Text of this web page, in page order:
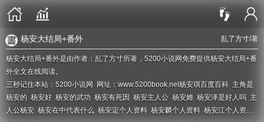
乱了方寸/著
杨安大结局+番外
杨安大结局+番外是由作者：乱了方寸所著，5200小说网免费提供杨安大结局+番
外全文在线阅读。
三秒记住本站：5200小说网 网址：www.5200book.net杨安琪百度百科 主角是
杨安的 杨安好 杨安的武功 杨安有死因 杨安主人公 杨安媂 杨安泽是好人吗 主
人公杨安 杨安在中代表什么 杨安定个人资料 杨安麟个人资料 杨安江个人资